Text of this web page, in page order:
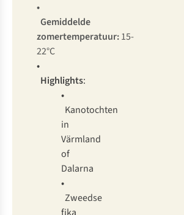
•
Gemiddelde
zomertemperatuur:15-
22°C
•
Highlights:
•
Kanotochten
in
Värmland
of
Dalarna
•
Zweedse